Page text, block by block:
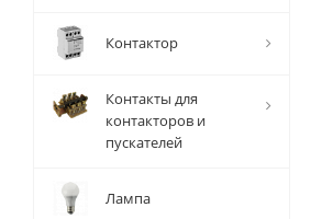
Контактор
Контакты для
контакторов и
пускателей
Лампа